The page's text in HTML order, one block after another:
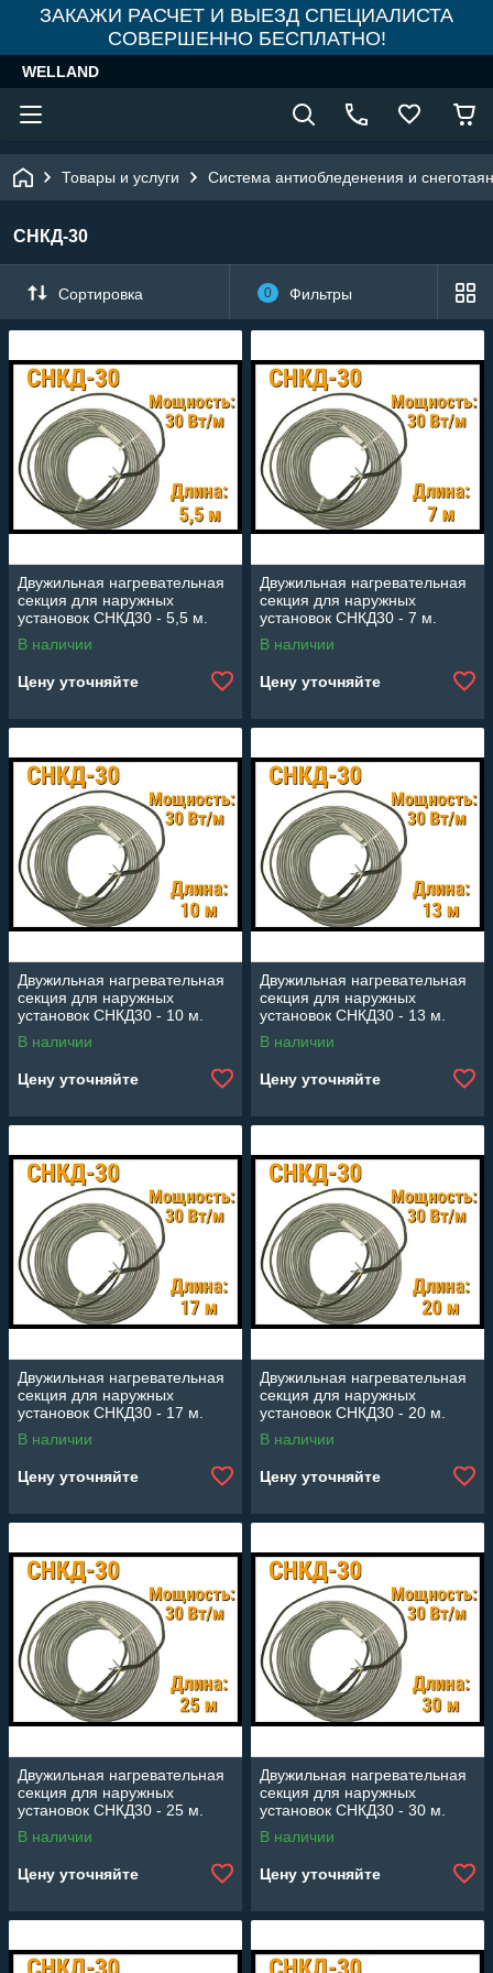
ЗАКАЖИ РАСЧЕТ И ВЫЕЗД СПЕЦИАЛИСТА
СОВЕРШЕННО БЕСПЛАТНО!
WELLAND
Товары и услуги Система антиобледенения и
СНКД-30
Сортировка 0 Фильтры
Двужильная нагревательная
секция для наружных
установок СНКД30 - 5,5 м.
(Длина: 5,5 м., мощность:
165 Вт)
В наличии
Цену уточняйте
Двужильная нагревательная
секция для наружных
установок СНКД30 - 7 м.
(Длина: 7 м., мощность: 210
Вт)
В наличии
Цену уточняйте
Двужильная нагревательная
секция для наружных
установок СНКД30 - 10 м.
(Длина: 10 м., мощность: 300
Вт)
В наличии
Цену уточняйте
Двужильная нагревательная
секция для наружных
установок СНКД30 - 13 м.
(Длина: 13 м., мощность: 390
Вт)
В наличии
Цену уточняйте
Двужильная нагревательная
секция для наружных
установок СНКД30 - 17 м.
(Длина: 17 м., мощность: 510
Вт)
В наличии
Цену уточняйте
Двужильная нагревательная
секция для наружных
установок СНКД30 - 20 м.
(Длина: 20 м., мощность: 600
Вт)
В наличии
Цену уточняйте
Двужильная нагревательная
секция для наружных
установок СНКД30 - 25 м.
(Длина: 25 м., мощность: 750
Вт)
В наличии
Цену уточняйте
Двужильная нагревательная
секция для наружных
установок СНКД30 - 30 м.
(Длина: 30 м., мощность: 900
Вт)
В наличии
Цену уточняйте